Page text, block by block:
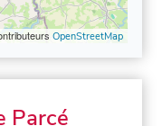
OpenStreetMap
Parcé